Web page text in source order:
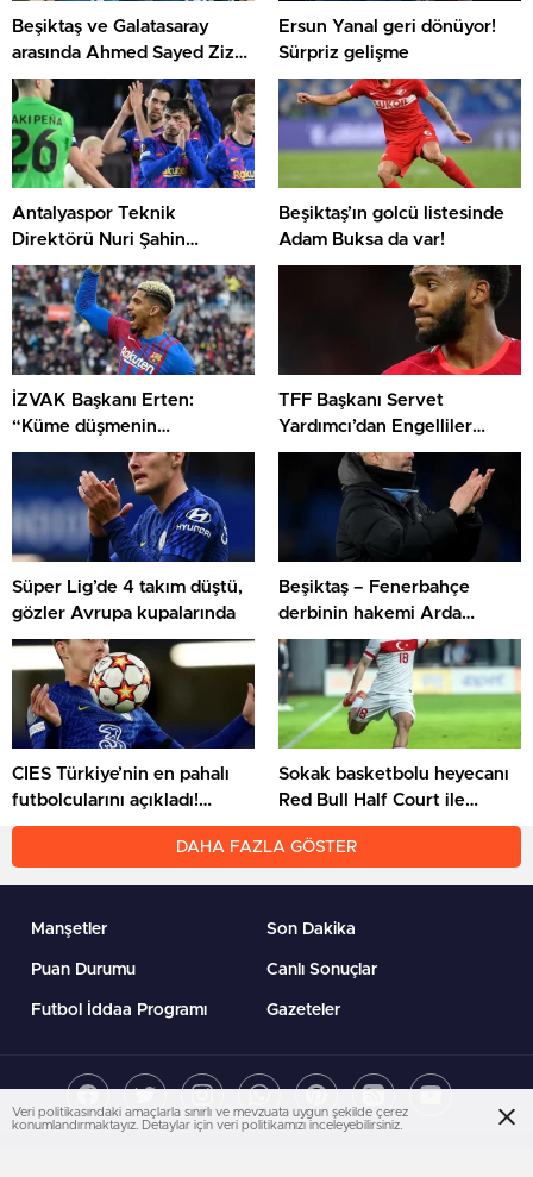
Beşiktaş ve Galatasaray
arasında Ahmed Sayed Zizo
savaşı!
Ersun Yanal geri dönüyor!
Sürpriz gelişme
Antalyaspor Teknik
Direktörü Nuri Şahin
Avrupa’yı da solladı
Beşiktaş’ın golcü listesinde
Adam Buksa da var!
İZVAK Başkanı Erten:
“Küme düşmenin
kaldırılmasıyla alakalı TFF’ye
müracaat ettik”
TFF Başkanı Servet
Yardımcı’dan Engelliler
Haftası mesajı
Süper Lig’de 4 takım düştü,
gözler Avrupa kupalarında
Beşiktaş – Fenerbahçe
derbinin hakemi Arda
Kardeşler’e soruşturma!
CIES Türkiye’nin en pahalı
futbolcularını açıkladı!
Listedeki isimlere
Sokak basketbolu heyecanı
Red Bull Half Court ile
Türkiye’yi saracak
DAHA FAZLA GÖSTER
Manşetler Son Dakika
Puan Durumu Canlı Sonuçlar
Futbol İddaa Programı Gazeteler
Veri politikasındaki amaçlarla sınırlı ve mevzuata uygun şekilde çerez
konumlandırmaktayız. Detaylar için veri politikamızı inceleyebilirsiniz.